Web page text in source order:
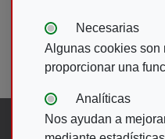
Tipos de cookies:
Necesarias
Algunas cookies son
proporcionar una
Analíticas
Nos ayudan a
Síguenos en: